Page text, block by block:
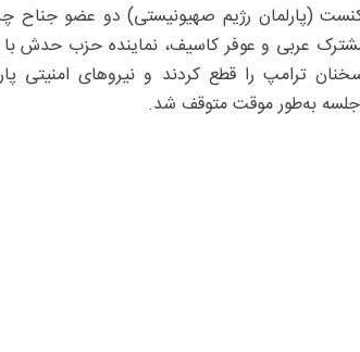
کنست (پارلمان رژیم صهیونیستی) دو عضو
عربی و عوفر کاسیف، نماینده حزب حدش با
ترامپ را قطع کردند و نیروهای امنیتی
جلسه به‌طور موقت متوقف شد.